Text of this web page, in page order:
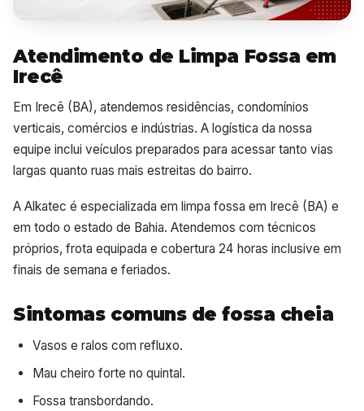
Atendimento de Limpa Fossa em
Irecê
Em Irecê (BA), atendemos residências, condomínios
verticais, comércios e indústrias. A logística da nossa
equipe inclui veículos preparados para acessar tanto vias
largas quanto ruas mais estreitas do bairro.
A Alkatec é especializada em limpa fossa em Irecê (BA) e
em todo o estado de Bahia. Atendemos com técnicos
próprios, frota equipada e cobertura 24 horas inclusive em
finais de semana e feriados.
Sintomas comuns de fossa cheia
Vasos e ralos com refluxo.
Mau cheiro forte no quintal.
Fossa transbordando.